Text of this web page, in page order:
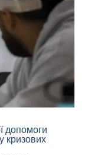
допомоги
кризових